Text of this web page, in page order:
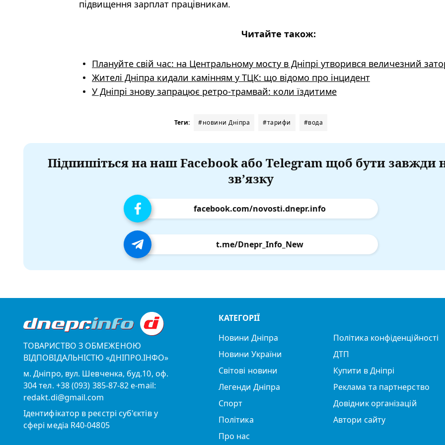
підвищення зарплат працівникам.
Читайте також:
Плануйте свій час: на Центральному мосту в Дніпрі утворився величезний
Жителі Дніпра кидали камінням у ТЦК: що відомо про інцидент
У Дніпрі знову запрацює ретро-трамвай: коли їздитиме
Теги: #новини Дніпра #тарифи #вода
Підпишіться на наш Facebook або Telegram щоб бути завжди
зв’язку
facebook.com/novosti.dnepr.info
t.me/Dnepr_Info_New
ТОВАРИСТВО З ОБМЕЖЕНОЮ
ВІДПОВІДАЛЬНІСТЮ «ДНІПРО.ІНФО»
м. Дніпро, вул. Шевченка, буд.10, оф.
304 тел. +38 (093) 385-87-82 e-mail:
redakt.di@gmail.com
Ідентифікатор в реєстрі суб'єктів у
сфері медіа R40-04805
КАТЕГОРІЇ
Новини Дніпра
Новини України
Світові новини
Легенди Дніпра
Спорт
Політика
Про нас
Політика конфіденційності
ДТП
Купити в Дніпрі
Реклама та партнерство
Довідник організацій
Автори сайту